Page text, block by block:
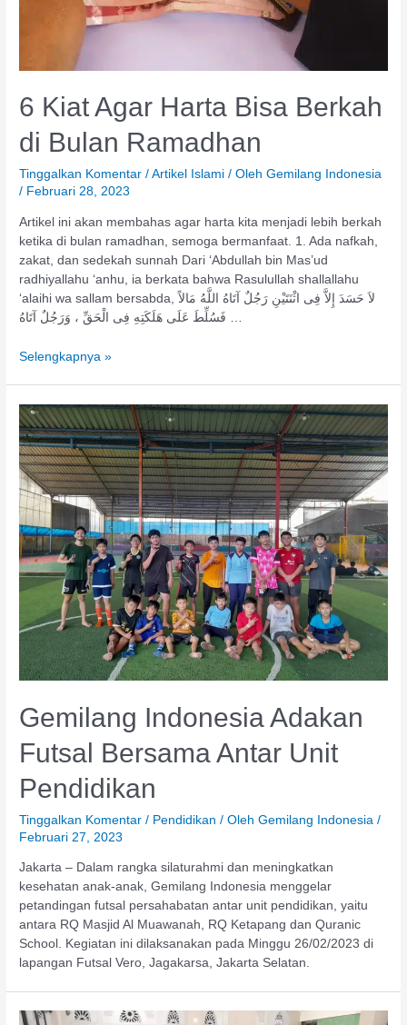
6 Kiat Agar Harta Bisa Berkah
di Bulan Ramadhan
Tinggalkan Komentar /Artikel Islami / OlehGemilang Indonesia
/ Februari 28, 2023
Artikel ini akan membahas agar harta kita menjadi lebih berkah
ketika di bulan ramadhan, semoga bermanfaat. 1. Ada nafkah,
zakat, dan sedekah sunnah Dari ‘Abdullah bin Mas’ud
radhiyallahu ‘anhu, ia berkata bahwa Rasulullah shallallahu
‘alaihi wa sallam bersabda, لاَ حَسَدَ إِلاَّ فِى اثْنَتَيْنِ رَجُلٌ آتَاهُ اللَّهُ مَالاً
Selengkapnya »
Gemilang Indonesia Adakan
Futsal Bersama Antar Unit
Pendidikan
Tinggalkan Komentar / Pendidikan / OlehGemilang Indonesia/
Februari 27, 2023
Jakarta – Dalam rangka silaturahmi dan meningkatkan
kesehatan anak-anak, Gemilang Indonesia menggelar
petandingan futsal persahabatan antar unit pendidikan, yaitu
antara RQ Masjid Al Muawanah, RQ Ketapang dan Quranic
School. Kegiatan ini dilaksanakan pada Minggu 26/02/2023 di
lapangan Futsal Vero, Jagakarsa, Jakarta Selatan.